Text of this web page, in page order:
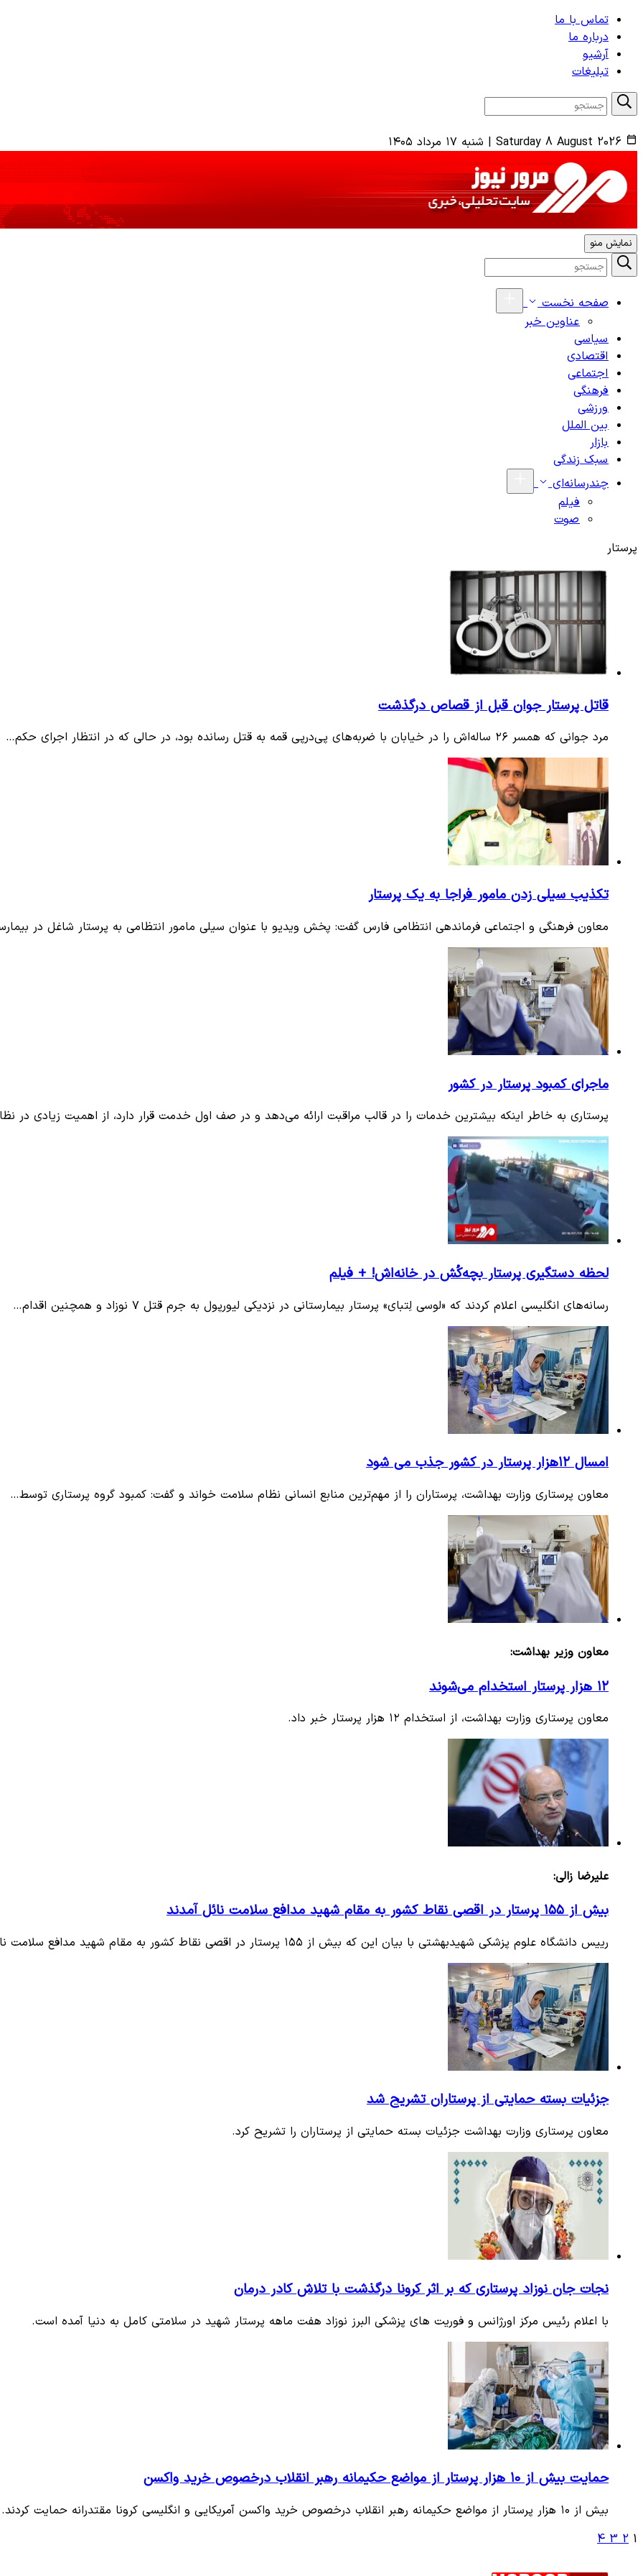
تماس با ما
درباره ما
آرشیو
تبلیغات
Saturday 8 August 2026
| شنبه ۱۷ مرداد ۱۴۰۵
نمایش منو
صفحه نخست
عناوین خبر
سیاسی
اقتصادی
اجتماعی
فرهنگی
ورزشی
بین الملل
بازار
سبک زندگی
چندرسانه‌ای
فیلم
صوت
پرستار
قاتل پرستار جوان قبل از قصاص درگذشت
مرد جوانی که همسر ۲۶ ساله‌اش را در خیابان با ضربه‌های پی‌درپی قمه به قتل رسانده بود، در حالی که در انتظار اجرای حکم…
تکذیب سیلی زدن مامور فراجا به یک پرستار
معاون فرهنگی و اجتماعی فرماندهی انتظامی فارس گفت: پخش ویدیو با عنوان سیلی مامور انتظامی به پرستار شاغل در
ماجرای کمبود پرستار در کشور
پرستاری به خاطر اینکه بیشترین خدمات را در قالب مراقبت ارائه می‌دهد و در صف اول خدمت قرار دارد، از اهمیت زیادی در
لحظه دستگیری پرستار بچه‌کُش در خانه‌اش! + فیلم
رسانه‌های انگلیسی اعلام کردند که «لوسی لِتبای» پرستار بیمارستانی در نزدیکی لیورپول به جرم قتل ۷ نوزاد و همچنین اقدام…
امسال ۱۲هزار پرستار در کشور جذب می شود
معاون پرستاری وزارت بهداشت، پرستاران را از مهم‌ترین منابع انسانی نظام سلامت خواند و گفت: کمبود گروه پرستاری توسط…
معاون وزیر بهداشت:
۱۲ هزار پرستار استخدام می‌شوند
معاون پرستاری وزارت بهداشت، از استخدام ۱۲ هزار پرستار خبر داد.
علیرضا زالی:
بیش از ۱۵۵ پرستار در اقصی نقاط کشور به مقام شهید مدافع سلامت نائل آمدند
رییس دانشگاه علوم پزشکی شهیدبهشتی با بیان این که بیش از ۱۵۵ پرستار در اقصی نقاط کشور به مقام شهید مدافع سلامت نائل…
جزئیات بسته حمایتی از پرستاران تشریح شد
معاون پرستاری وزارت بهداشت جزئیات بسته حمایتی از پرستاران را تشریح کرد.
نجات جان نوزاد پرستاری که بر اثر کرونا درگذشت با تلاش کادر درمان
با اعلام رئیس مرکز اورژانس و فوریت های پزشکی البرز نوزاد هفت ماهه پرستار شهید در سلامتی کامل به دنیا آمده است.
حمایت بیش از ۱۰ هزار پرستار از مواضع حکیمانه رهبر انقلاب درخصوص خرید واکسن
بیش از ۱۰ هزار پرستار از مواضع حکیمانه رهبر انقلاب درخصوص خرید واکسن آمریکایی و انگلیسی کرونا مقتدرانه حمایت کردند.
1
2
3
4